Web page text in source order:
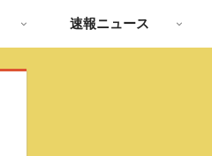
速報ニュース